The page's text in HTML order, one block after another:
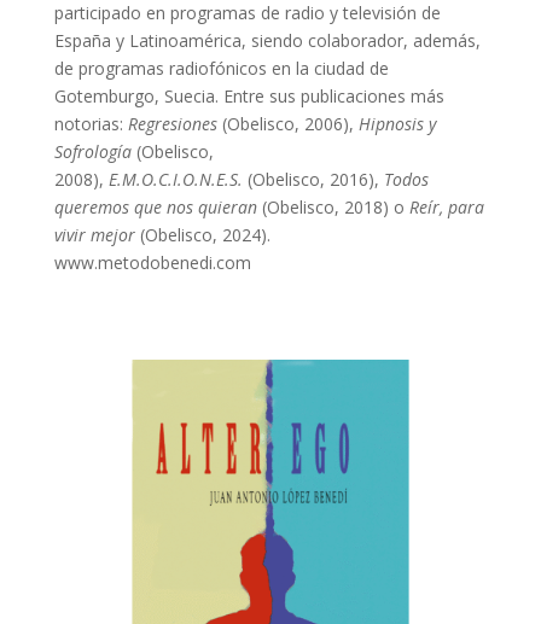
participado en programas de radio y televisión de
España y Latinoamérica, siendo colaborador, además,
de programas radiofónicos en la ciudad de
Gotemburgo, Suecia. Entre sus publicaciones más
notorias: Regresiones(Obelisco, 2006), Hipnosis y
Sofrología(Obelisco,
2008), E.M.O.C.I.O.N.E.S. (Obelisco, 2016), Todos
queremos que nos quieran(Obelisco, 2018) o Reír, para
vivir mejor(Obelisco, 2024).
www.metodobenedi.com